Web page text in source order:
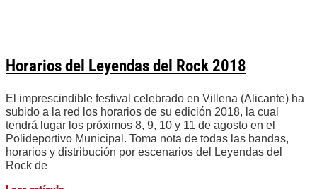
Horarios del Leyendas del Rock 2018
El imprescindible festival celebrado en Villena (Alicante) ha
subido a la red los horarios de su edición 2018, la cual
tendrá lugar los próximos 8, 9, 10 y 11 de agosto en el
Polideportivo Municipal. Toma nota de todas las bandas,
horarios y distribución por escenarios del Leyendas del
Rock de